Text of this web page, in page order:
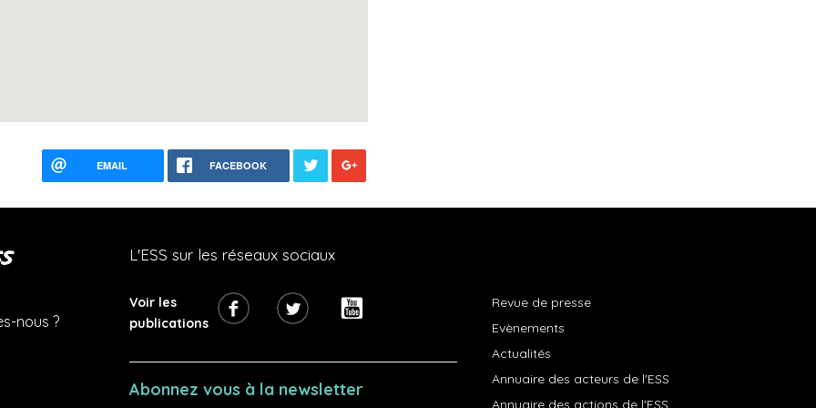
EMAIL FACEBOOK
nous ?
L'ESS sur les réseaux sociaux
Voir les
publications
Abonnez vous à la newsletter
Revue de presse
Evènements
Actualités
Annuaire des acteurs de l'ESS
Annuaire des actions de l'ESS